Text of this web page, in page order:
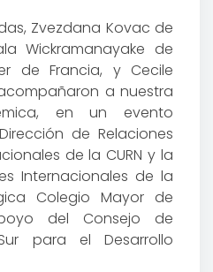
Zvezdana Kovac de
Wickramanayake de
de Francia, y Cecile
a nuestra
en un evento
de Relaciones
de la CURN y la
Internacionales de la
Colegio Mayor de
del Consejo de
para el Desarrollo